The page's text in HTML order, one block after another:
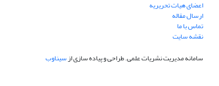
اعضای هیات تحریریه
ارسال مقاله
تماس با ما
نقشه سایت
سامانه مدیریت نشریات علمی.طراحی و پیاده سازی ازسیناوب